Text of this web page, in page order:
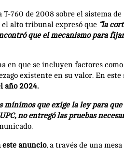
760 de 2008 sobre el sistema
el alto tribunal expresó que “la
que el mecanismo para
en que se incluyen factores
existente en su valor. En este
año 2024.
que exige la ley para que
no entregó las pruebas
este anuncio, a través de una